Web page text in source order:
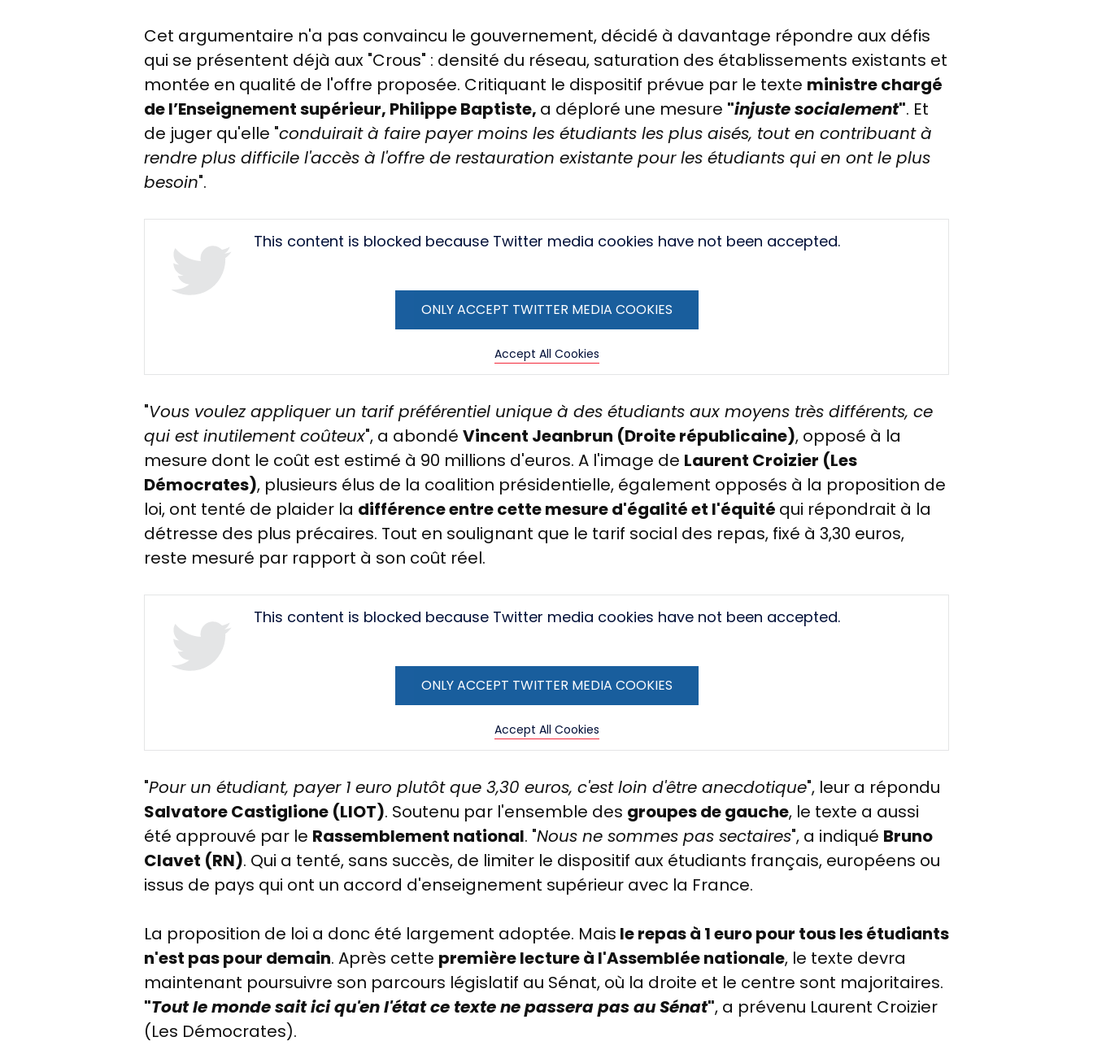
Cet argumentaire n'a pas convaincu le gouvernement, décidé à davantage répondre aux défis
qui se présentent déjà aux "Crous" : densité du réseau, saturation des établissements existants et
montée en qualité de l'offre proposée. Critiquant le dispositif prévue par le texte ministre chargé
de l’Enseignement supérieur, Philippe Baptiste, a déploré une mesure "injuste socialement". Et
de juger qu'elle "conduirait à faire payer moins les étudiants les plus aisés, tout en contribuant à
rendre plus difficile l'accès à l'offre de restauration existante pour les étudiants qui en ont le plus
besoin".
This content is blocked because Twitter media cookies have not been accepted.
ONLY ACCEPT TWITTER MEDIA COOKIES
Accept All Cookies
"Vous voulez appliquer un tarif préférentiel unique à des étudiants aux moyens très différents, ce
qui est inutilement coûteux", a abondé Vincent Jeanbrun (Droite républicaine), opposé à la
mesure dont le coût est estimé à 90 millions d'euros. A l'image de Laurent Croizier (Les
Démocrates), plusieurs élus de la coalition présidentielle, également opposés à la proposition de
loi, ont tenté de plaider la différence entre cette mesure d'égalité et l'équité qui répondrait à la
détresse des plus précaires. Tout en soulignant que le tarif social des repas, fixé à 3,30 euros,
reste mesuré par rapport à son coût réel.
This content is blocked because Twitter media cookies have not been accepted.
ONLY ACCEPT TWITTER MEDIA COOKIES
Accept All Cookies
"Pour un étudiant, payer 1 euro plutôt que 3,30 euros, c'est loin d'être anecdotique", leur a répondu
Salvatore Castiglione (LIOT). Soutenu par l'ensemble des groupes de gauche, le texte a aussi
été approuvé par le Rassemblement national. "Nous ne sommes pas sectaires", a indiqué Bruno
Clavet (RN). Qui a tenté, sans succès, de limiter le dispositif aux étudiants français, européens ou
issus de pays qui ont un accord d'enseignement supérieur avec la France.
La proposition de loi a donc été largement adoptée. Mais le repas à 1 euro pour tous les étudiants
n'est pas pour demain. Après cette première lecture à l'Assemblée nationale, le texte devra
maintenant poursuivre son parcours législatif au Sénat, où la droite et le centre sont majoritaires.
"Tout le monde sait ici qu'en l'état ce texte ne passera pas au Sénat", a prévenu Laurent Croizier
(Les Démocrates).